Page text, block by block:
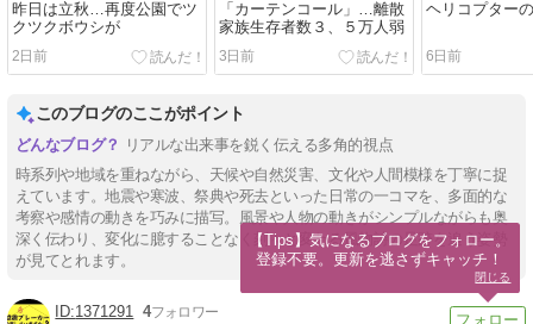
昨日は立秋…再度公園でツ
クツクボウシが
2日前
「カーテンコール」…離散
家族生存者数３、５万人弱
3日前
ヘリコプター
6日前
このブログのここがポイント
リアルな出来事を鋭く伝える多角的視点
時系列や地域を重ねながら、天候や自然災害、文化や人間模様を丁寧に捉
えています。地震や寒波、祭典や死去といった日常の一コマを、多面的な
考察や感情の動きを巧みに描写。風景や人物の動きがシンプルながらも奥
深く伝わり、変化に臆することなく刻々と変わる風物詩の足跡を追う姿勢
が見てとれます。
1371291 4
【Tips】気になるブログをフォロー。
登録不要。更新を逃さずキャッチ！
閉じる